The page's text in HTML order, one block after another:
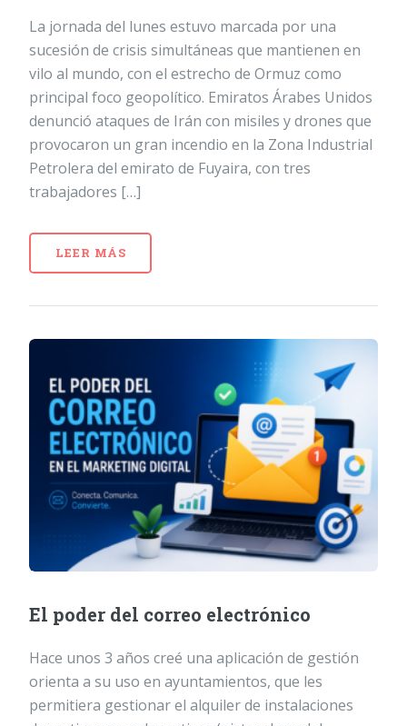
La jornada del lunes estuvo marcada por una
sucesión de crisis simultáneas que mantienen en
vilo al mundo, con el estrecho de Ormuz como
principal foco geopolítico. Emiratos Árabes Unidos
denunció ataques de Irán con misiles y drones que
provocaron un gran incendio en la Zona Industrial
Petrolera del emirato de Fuyaira, con tres
trabajadores […]
LEER MÁS
El poder del correo electrónico
Hace unos 3 años creé una aplicación de gestión
orienta a su uso en ayuntamientos, que les
permitiera gestionar el alquiler de instalaciones